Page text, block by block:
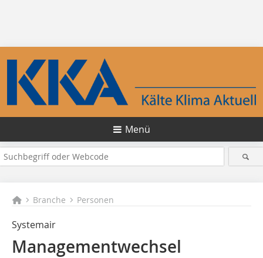
Menü
Branche Personen
Systemair
Managementwechsel